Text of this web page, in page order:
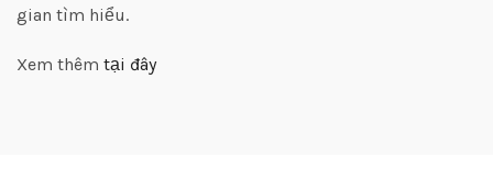
gian tìm hiểu.
Xem thêm tại đây